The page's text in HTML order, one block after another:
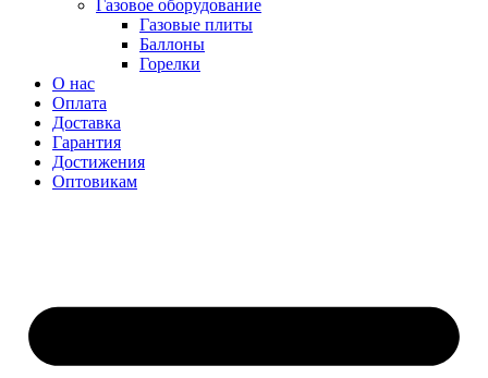
Газовое оборудование
Газовые плиты
Баллоны
Горелки
О нас
Оплата
Доставка
Гарантия
Достижения
Оптовикам